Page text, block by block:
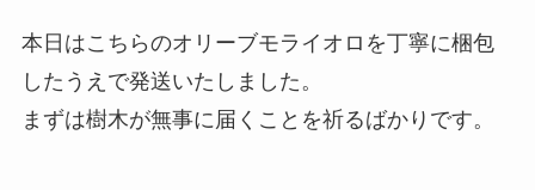
本日はこちらのオリーブモライオロを丁寧に梱包
したうえで発送いたしました。
まずは樹木が無事に届くことを祈るばかりです。